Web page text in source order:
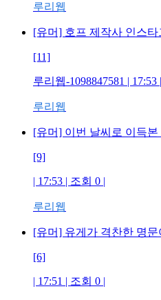
루리웹
[유머] 호프 제작사 인스
[11]
루리웹-1098847581 | 17:53
루리웹
[유머] 이번 날씨로 이득본
[9]
| 17:53 | 조회 0 |
루리웹
[유머] 유게가 격찬한 명문
[6]
| 17:51 | 조회 0 |